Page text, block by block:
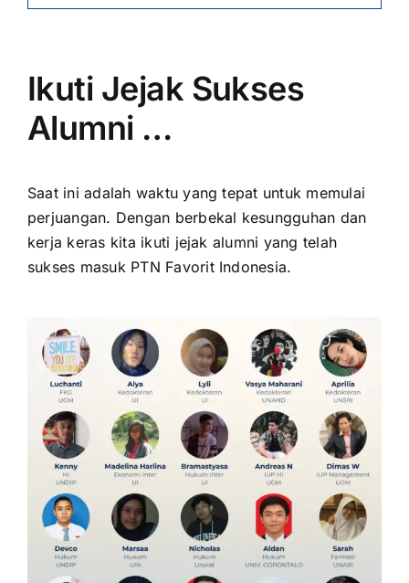
Ikuti Jejak Sukses
Alumni …
Saat ini adalah waktu yang tepat untuk memulai
perjuangan. Dengan berbekal kesungguhan dan
kerja keras kita ikuti jejak alumni yang telah
sukses masuk PTN Favorit Indonesia.